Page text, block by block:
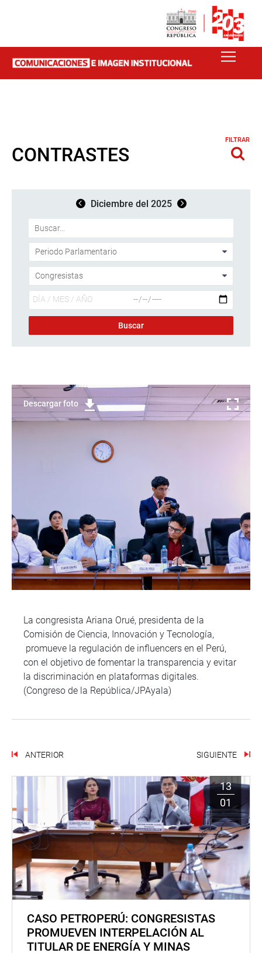
CONTRASTES
FILTRAR
Diciembre del 2025
Descargar foto
La congresista Ariana Orué, presidenta de la
Comisión de Ciencia, Innovación y Tecnología,
promueve la regulación de influencers en el Perú,
con el objetivo de fomentar la transparencia y evitar
la discriminación en plataformas digitales.
(Congreso de la República/JPAyala)
ANTERIOR SIGUIENTE
13
01
CASO PETROPERÚ: CONGRESISTAS
PROMUEVEN INTERPELACIÓN AL
TITULAR DE ENERGÍA Y MINAS